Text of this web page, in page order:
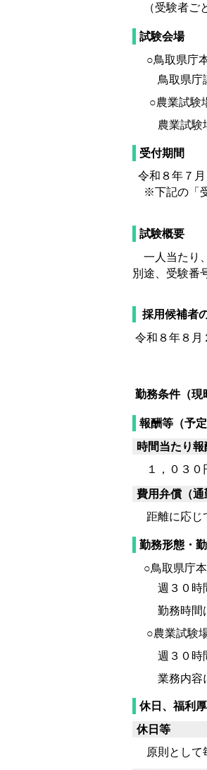
（受験者ご
試験会場
○鳥取県庁本
鳥取県庁議
○農業試験
農業試験
受付期間
令和８年７
※下記の「受
試験概要
一人当たり
別途、受験番
採用候補者
令和８年８月
勤務条件（現
報酬等（予定
時間当たり報
１，０３０
費用弁償（通
距離に応じ
勤務形態・
○鳥取県庁本
週３０時
勤務時間は
○農業試験
週３０時
業務内容に
休日、福利
休日等
原則として